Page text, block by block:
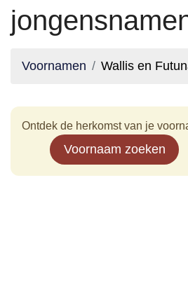
Voornamen Wallis en
Ontdek de herkomst van je
Voornaam zoeken